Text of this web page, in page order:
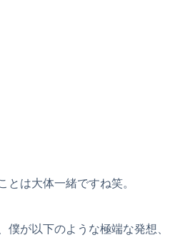
とは大体一緒ですね笑。
僕が以下のような極端な発想、